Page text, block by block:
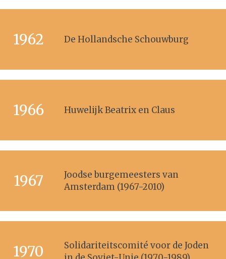
1962 De Hollandsche Schouwburg
1966 Huwelijk Beatrix en Claus
1967
Joodse burgemeesters van
Amsterdam (1967-2010)
1970
Solidariteitscomité voor de Joden